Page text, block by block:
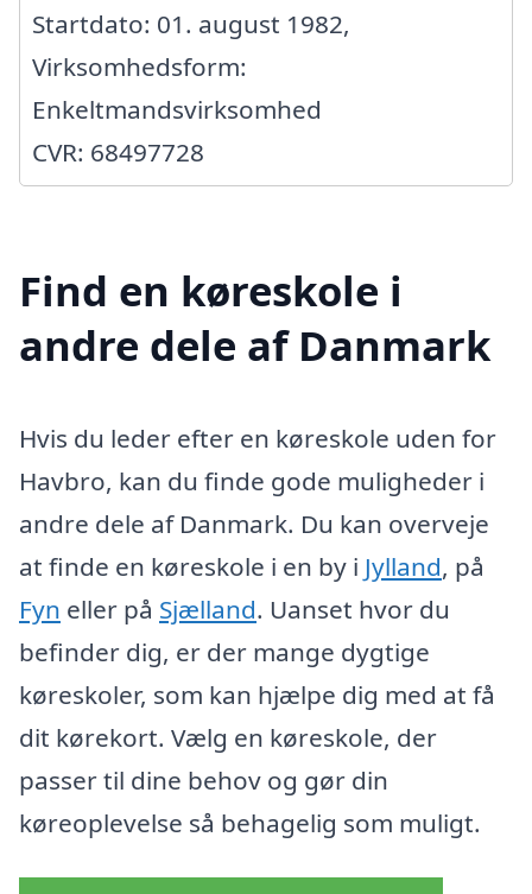
Startdato: 01. august 1982,
Virksomhedsform:
Enkeltmandsvirksomhed
CVR: 68497728
Find en køreskole i
andre dele af Danmark
Hvis du leder efter en køreskole uden for
Havbro, kan du finde gode muligheder i
andre dele af Danmark. Du kan overveje
at finde en køreskole i en by i Jylland, på
Fyn eller på Sjælland. Uanset hvor du
befinder dig, er der mange dygtige
køreskoler, som kan hjælpe dig med at få
dit kørekort. Vælg en køreskole, der
passer til dine behov og gør din
køreoplevelse så behagelig som muligt.